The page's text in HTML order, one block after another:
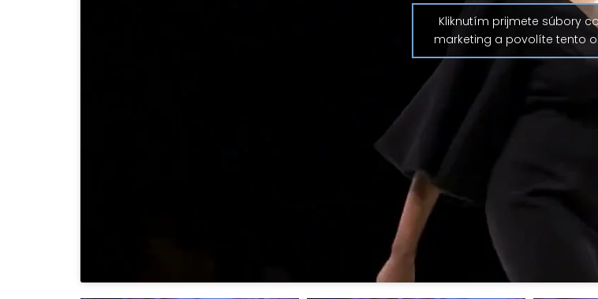
Kliknutím prijmete súbory
marketing a povolíte tento